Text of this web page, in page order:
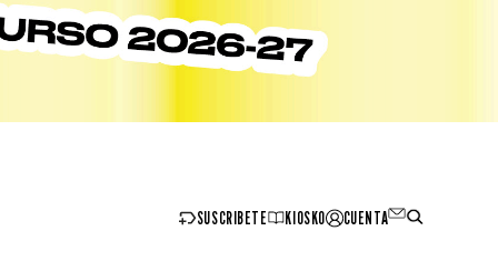
SUSCRIBETE KIOSKO CUENTA